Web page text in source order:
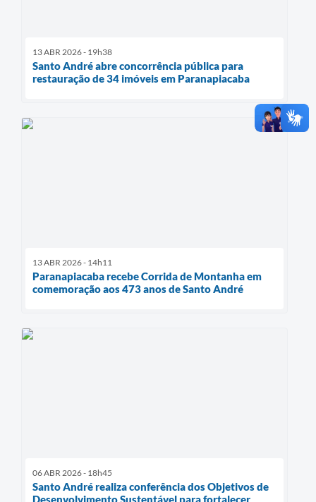
13 ABR 2026 - 19h38
Santo André abre concorrência pública para
restauração de 34 imóveis em Paranapiacaba
13 ABR 2026 - 14h11
Paranapiacaba recebe Corrida de Montanha em
comemoração aos 473 anos de Santo André
06 ABR 2026 - 18h45
Santo André realiza conferência dos Objetivos de
Desenvolvimento Sustentável para fortalecer